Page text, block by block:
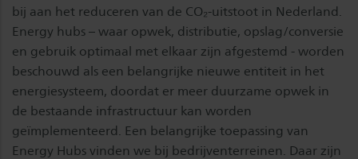
bij aan het reduceren van de CO₂-uitstoot in Nederland.
Energy hubs – waar opwek, distributie, opslag/conversie
en gebruik optimaal met elkaar zijn afgestemd - worden
beschouwd als een belangrijke nieuwe entiteit in het
energiesysteem, doordat er meer duurzame opwek in
de bestaande infrastructuur kan worden
geïmplementeerd. Een belangrijke toepassing van
Energy Hubs vinden we bij bedrijventerreinen. Daar zijn